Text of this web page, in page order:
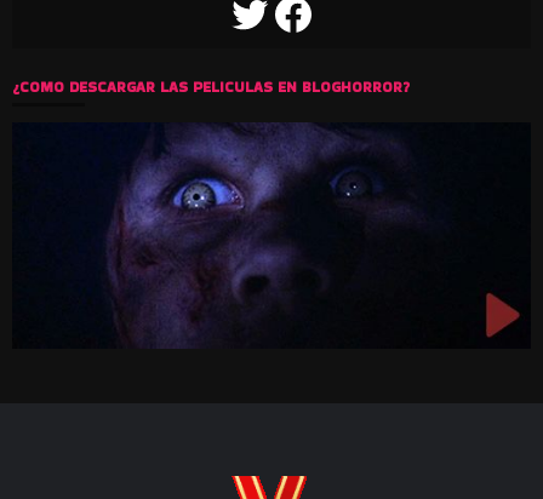
TWITTERFACEBOOK
¿COMO DESCARGAR LAS PELICULAS EN BLOGHORROR?